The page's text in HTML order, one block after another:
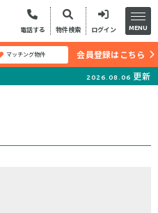
電話する 物件検索 ログイン MENU
マッチング物件 会員登録はこちら
2026.08.06 更新